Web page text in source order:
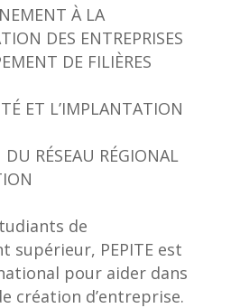
À LA
DES ENTREPRISES
DE FILIÈRES
ET L’IMPLANTATION
RÉSEAU RÉGIONAL
de
supérieur, PEPITE est
pour aider dans
création d’entreprise.